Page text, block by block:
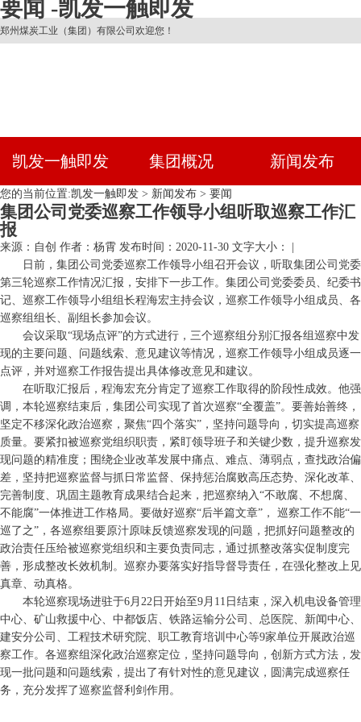
要闻 -凯发一触即发
郑州煤炭工业（集团）有限公司欢迎您！
凯发一触即发 集团概况 新闻发布
您的当前位置:凯发一触即发 > 新闻发布 > 要闻
集团公司党委巡察工作领导小组听取巡察工作汇
报
来源：自创 作者：杨霄 发布时间：2020-11-30 文字大小： |
日前，集团公司党委巡察工作领导小组召开会议，听取集团公司党委
第三轮巡察工作情况汇报，安排下一步工作。集团公司党委委员、纪委书
记、巡察工作领导小组组长程海宏主持会议，巡察工作领导小组成员、各
巡察组组长、副组长参加会议。
会议采取“现场点评”的方式进行，三个巡察组分别汇报各组巡察中发
现的主要问题、问题线索、意见建议等情况，巡察工作领导小组成员逐一
点评，并对巡察工作报告提出具体修改意见和建议。
在听取汇报后，程海宏充分肯定了巡察工作取得的阶段性成效。他强
调，本轮巡察结束后，集团公司实现了首次巡察“全覆盖”。要善始善终，
坚定不移深化政治巡察，聚焦“四个落实”，坚持问题导向，切实提高巡察
质量。要紧扣被巡察党组织职责，紧盯领导班子和关键少数，提升巡察发
现问题的精准度；围绕企业改革发展中痛点、难点、薄弱点，查找政治偏
差，坚持把巡察监督与抓日常监督、保持惩治腐败高压态势、深化改革、
完善制度、巩固主题教育成果结合起来，把巡察纳入“不敢腐、不想腐、
不能腐”一体推进工作格局。要做好巡察“后半篇文章”， 巡察工作不能“一
巡了之”，各巡察组要原汁原味反馈巡察发现的问题，把抓好问题整改的
政治责任压给被巡察党组织和主要负责同志，通过抓整改落实促制度完
善，形成整改长效机制。巡察办要落实好指导督导责任，在强化整改上见
真章、动真格。
本轮巡察现场进驻于6月22日开始至9月11日结束，深入机电设备管理
中心、矿山救援中心、中都饭店、铁路运输分公司、总医院、新闻中心、
建安分公司、工程技术研究院、职工教育培训中心等9家单位开展政治巡
察工作。各巡察组深化政治巡察定位，坚持问题导向，创新方式方法，发
现一批问题和问题线索，提出了有针对性的意见建议，圆满完成巡察任
务，充分发挥了巡察监督利剑作用。